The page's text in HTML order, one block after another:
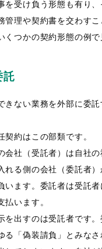
を受け負う形態も有り
管理や契約書を交わす
くつかの契約形態の例で
託
ない業務を外部に委託
契約はこの部類です。
会社（受託者）は自社の
れる側の会社（委託者
います。委託者は受託
払います。
出すのは受託者です。
る「偽装請負」とみな